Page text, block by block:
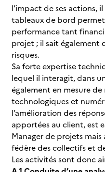
l’impact de ses actions,
tableaux de bord
performance tant
projet ; il sait également
risques.
Sa forte expertise
lequel il interagit, dans
également en mesure
technologiques et
l’amélioration des
apportées au client, est
Manager de projets mais
fédère des collectifs et
Les activités sont donc